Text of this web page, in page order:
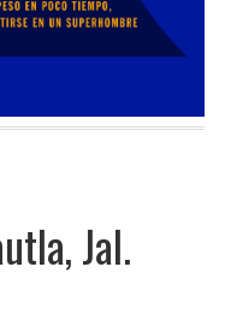
Jal.